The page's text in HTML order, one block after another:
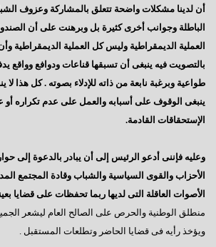
سؤال يطرح نفسه
وجهة نظر فى ( الإرهاب – الفساد – الإهمال )
هل يفعلها الرئيس؟
السادات تعقيبا على إنجازات البرلمان في ثلاث
السادات : البرلمان يعانى قصور تشريعى لم يشهده
همسة للرئيس
فى إنتظار كلمة الرئيس بمناسبة قرب بدء عملية
أن لدينا مشكلات واضحة تتعلق بالمشاركة وعزوف
الباطلة وجوانب أخرى كثيرة بل وبرهنت على أن
العملية الديمقراطية وليس كل العملية الديمقراطية
بالتصويت فيه ينبغى أن تسبقها قناعات ودوافع وواقع
طواعية وبرغبة نابعة من ذاته للإدلاء بصوته . كل هذا لا
ينبغى الوقوف على أسبابه والعمل على عدم تكراره أو
الإستحقاقات القادمة.
وعليه فإننى أدعو الرئيس إلى أن يبادر بالدعوة إلى
الأحزاب والقوى السياسية والشباب وقادة المجتمع
الأصوات العاقلة التى لديها ربما تحفظات على قضايا
منطلق الوطنية والحرص على الصالح العام ليشعر
ويؤخذ رأيه فى قضايا الحاضر وتطلعات المستقبل .